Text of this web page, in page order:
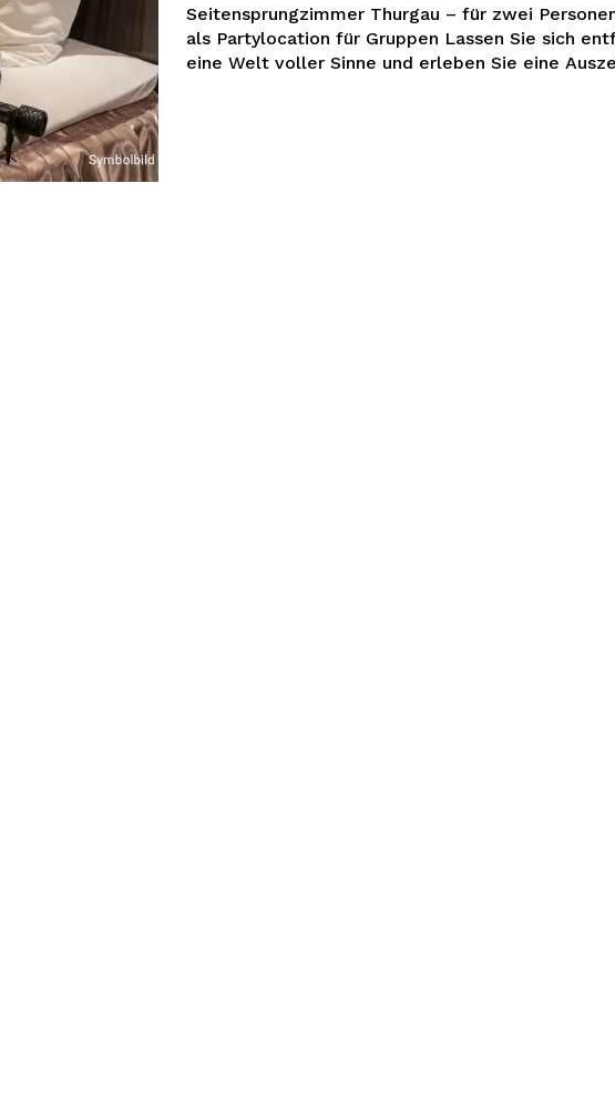
Seitensprungzimmer Thurgau – für zwei
als Partylocation für Gruppen Lassen Sie sich
eine Welt voller Sinne und erleben Sie eine